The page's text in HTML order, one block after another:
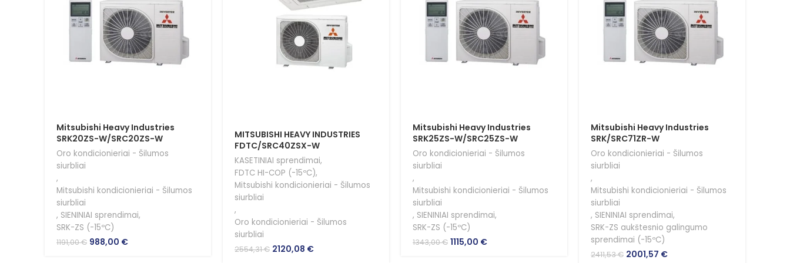
Mitsubishi Heavy Industries
SRK20ZS-W/SRC20ZS-W
Oro kondicionieriai - Šilumos
siurbliai
,
Mitsubishi kondicionieriai - Šilumos
siurbliai
, SIENINIAI sprendimai,
SRK-ZS (-15ºC)
1191,00€ Original
988,00 €Current
MITSUBISHI HEAVY INDUSTRIES
FDTC/SRC40ZSX-W
KASETINIAI sprendimai,
FDTC HI-COP (-15ºC),
Mitsubishi kondicionieriai - Šilumos
siurbliai
,
Oro kondicionieriai - Šilumos
siurbliai
2554,31€ Original
2120,08 €Current
Mitsubishi Heavy Industries
SRK25ZS-W/SRC25ZS-W
Oro kondicionieriai - Šilumos
siurbliai
,
Mitsubishi kondicionieriai - Šilumos
siurbliai
, SIENINIAI sprendimai,
SRK-ZS (-15ºC)
1343,00€ Original
1115,00 €Current
Mitsubishi Heavy Industries
SRK/SRC71ZR-W
Oro kondicionieriai - Šilumos
siurbliai
,
Mitsubishi kondicionieriai - Šilumos
siurbliai
, SIENINIAI sprendimai,
SRK-ZS aukštesnio galingumo
sprendimai (-15ºC)
2411,53€ Original
2001,57 €Current